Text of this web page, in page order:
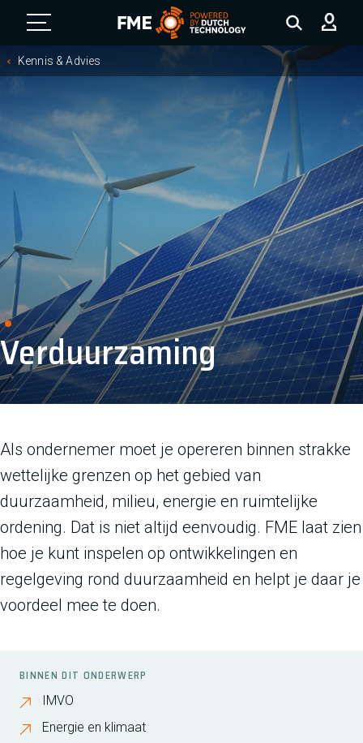
FME Logo, to the homepage
Kennis & Advies
Verduurzaming
Als ondernemer moet je opereren binnen strakke
wettelijke grenzen op het gebied van
duurzaamheid, milieu, energie en ruimtelijke
ordening. Dat is niet altijd eenvoudig. FME laat zien
hoe je kunt inspelen op ontwikkelingen en
regelgeving rond duurzaamheid en helpt je daar je
voordeel mee te doen.
BINNEN DIT ONDERWERP
IMVO
Energie en klimaat